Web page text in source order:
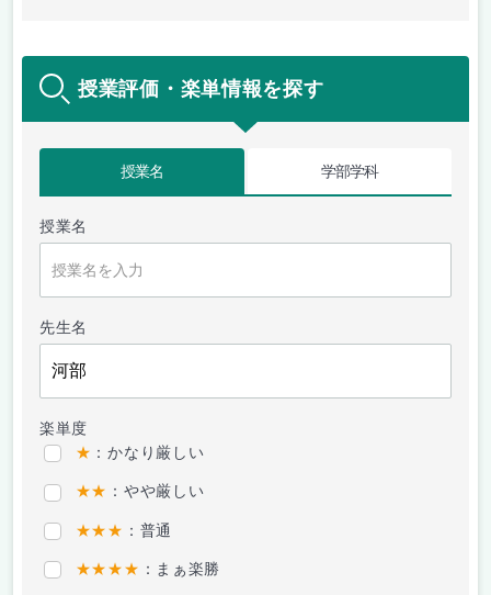
授業評価・楽単情報を探す
授業名 学部学科
授業名
先生名
楽単度
★ ：かなり厳しい
★★ ：やや厳しい
★★★ ：普通
★★★★ ：まぁ楽勝